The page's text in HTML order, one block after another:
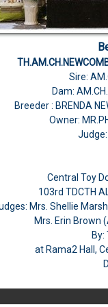
Sire:
Dam:
Breeder : BRENDA
Owner:
Judge:
Central Toy
103rd TDCTH
Mrs. Shellie
Mrs. Erin Brown
By:
at Rama2 Hall,